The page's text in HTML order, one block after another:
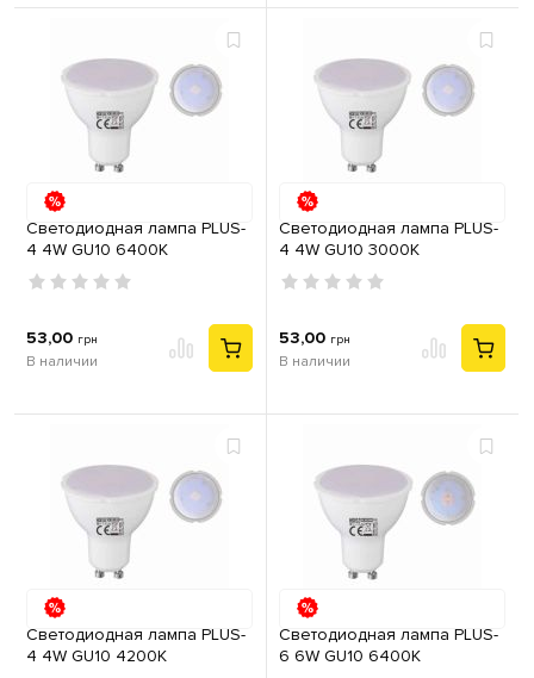
Светодиодная лампа PLUS-
4 4W GU10 6400К
53,00 грн
В наличии
Светодиодная лампа PLUS-
4 4W GU10 3000К
53,00 грн
В наличии
Светодиодная лампа PLUS-
4 4W GU10 4200К
Светодиодная лампа PLUS-
6 6W GU10 6400К